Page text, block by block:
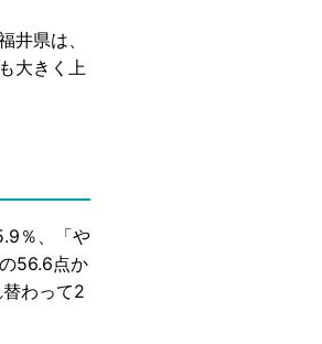
県は、
大きく上
％、「や
56.6点か
わって2